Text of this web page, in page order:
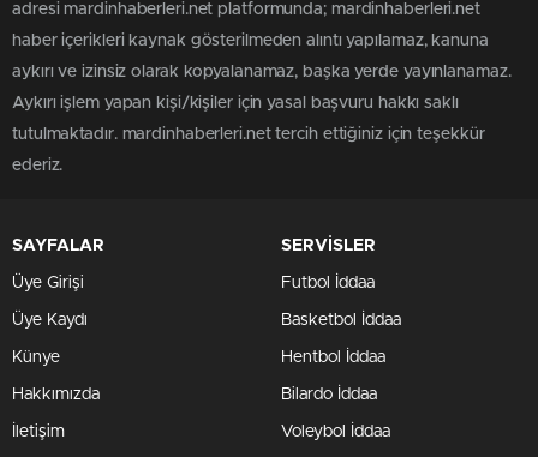
adresi mardinhaberleri.net platformunda; mardinhaberleri.net
haber içerikleri kaynak gösterilmeden alıntı yapılamaz, kanuna
aykırı ve izinsiz olarak kopyalanamaz, başka yerde yayınlanamaz.
Aykırı işlem yapan kişi/kişiler için yasal başvuru hakkı saklı
tutulmaktadır. mardinhaberleri.net tercih ettiğiniz için teşekkür
ederiz.
SAYFALAR
Üye Girişi
Üye Kaydı
Künye
Hakkımızda
İletişim
SERVİSLER
Futbol İddaa
Basketbol İddaa
Hentbol İddaa
Bilardo İddaa
Voleybol İddaa